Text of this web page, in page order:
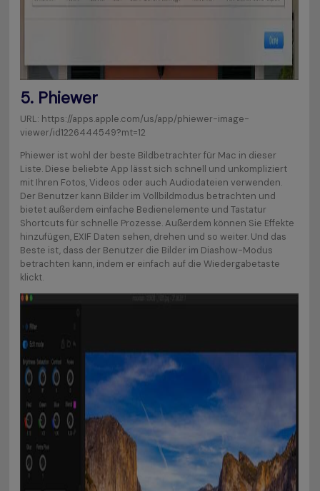
5. Phiewer
URL: https://apps.apple.com/us/app/phiewer-image-
viewer/id1226444549?mt=12
Phiewer ist wohl der beste Bildbetrachter für Mac in dieser
Liste. Diese beliebte App lässt sich schnell und unkompliziert
mit Ihren Fotos, Videos oder auch Audiodateien verwenden.
Der Benutzer kann Bilder im Vollbildmodus betrachten und
bietet außerdem einfache Bedienelemente und Tastatur
Shortcuts für schnelle Prozesse. Außerdem können Sie Effekte
hinzufügen, EXIF Daten sehen, drehen und so weiter. Und das
Beste ist, dass der Benutzer die Bilder im Diashow-Modus
betrachten kann, indem er einfach auf die Wiedergabetaste
klickt.